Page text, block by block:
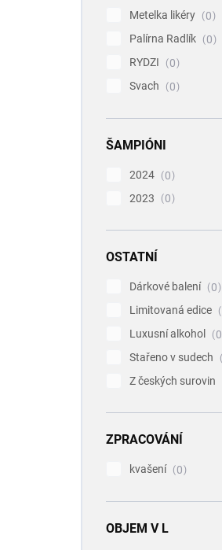
Metelka likéry
0
Palírna Radlík
0
RYDZI
0
Svach
0
ŠAMPIÓNI
2024
0
2023
0
OSTATNÍ
Dárkové balení
0
Limitovaná edice
Luxusní alkohol
0
Stařeno v sudech
Z českých surovin
ZPRACOVÁNÍ
kvašení 0
OBJEM V L